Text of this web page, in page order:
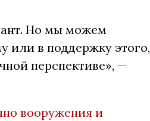
Но мы можем
или в поддержку этого,
перспективе», —
вооружения и